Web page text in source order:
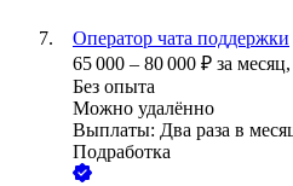
Оператор чата поддержки
65 000 – 80 000 ₽ за месяц,
Без опыта
Можно удалённо
Выплаты: Два раза в
Подработка